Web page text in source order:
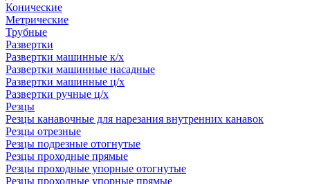
Конические
Метрические
Трубные
Развертки
Развертки машинные к/х
Развертки машинные насадные
Развертки машинные ц/х
Развертки ручные ц/х
Резцы
Резцы канавочные для нарезания внутренних канавок
Резцы отрезные
Резцы подрезные отогнутые
Резцы проходные прямые
Резцы проходные упорные отогнутые
Резцы проходные упорные прямые